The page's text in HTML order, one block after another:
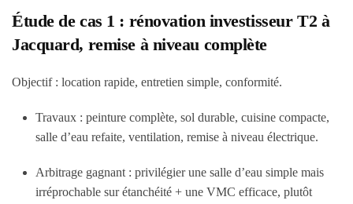
Étude de cas 1 : rénovation investisseur T2 à
Jacquard, remise à niveau complète
Objectif : location rapide, entretien simple, conformité.
Travaux : peinture complète, sol durable, cuisine compacte,
salle d’eau refaite, ventilation, remise à niveau électrique.
Arbitrage gagnant : privilégier une salle d’eau simple mais
irréprochable sur étanchéité + une VMC efficace, plutôt